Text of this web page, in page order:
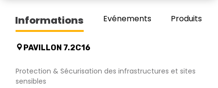
Informations Evénements Produits/
PAVILLON 7.2C16
Protection & Sécurisation des infrastructures et sites
sensibles